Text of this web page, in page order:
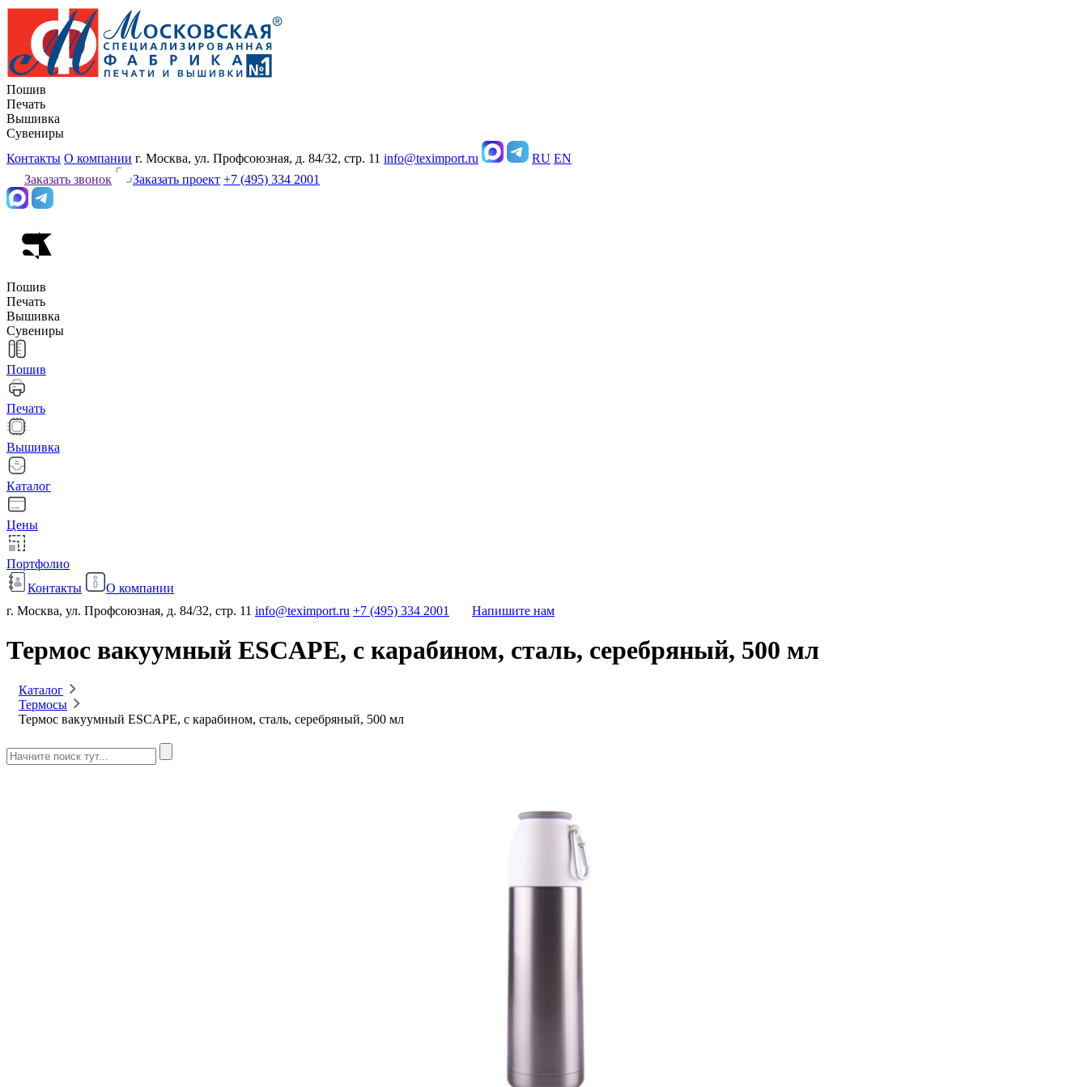
Пошив
Печать
Вышивка
Сувениры
Контакты О компании г. Москва, ул. Профсоюзная, д. 84/32, стр. 11 info@teximport.ru RU EN
Заказать звонок
Заказать проект +7 (495) 334 2001
Пошив
Печать
Вышивка
Сувениры
Пошив
Печать
Вышивка
Каталог
Цены
Портфолио
Контакты
О компании
г. Москва, ул. Профсоюзная, д. 84/32, стр. 11 info@teximport.ru +7 (495) 334 2001 Напишите нам
Термос вакуумный ESCAPE, с карабином, сталь, серебряный, 500 мл
Каталог
Термосы
Термос вакуумный ESCAPE, с карабином, сталь, серебряный, 500 мл